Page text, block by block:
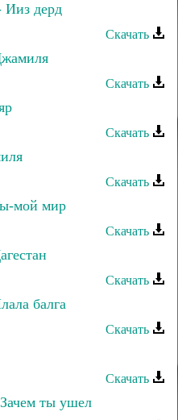
Ииз дерд
Скачать
Скачать
Скачать
Скачать
мой мир
Скачать
Скачать
балга
Скачать
Скачать
ты ушел